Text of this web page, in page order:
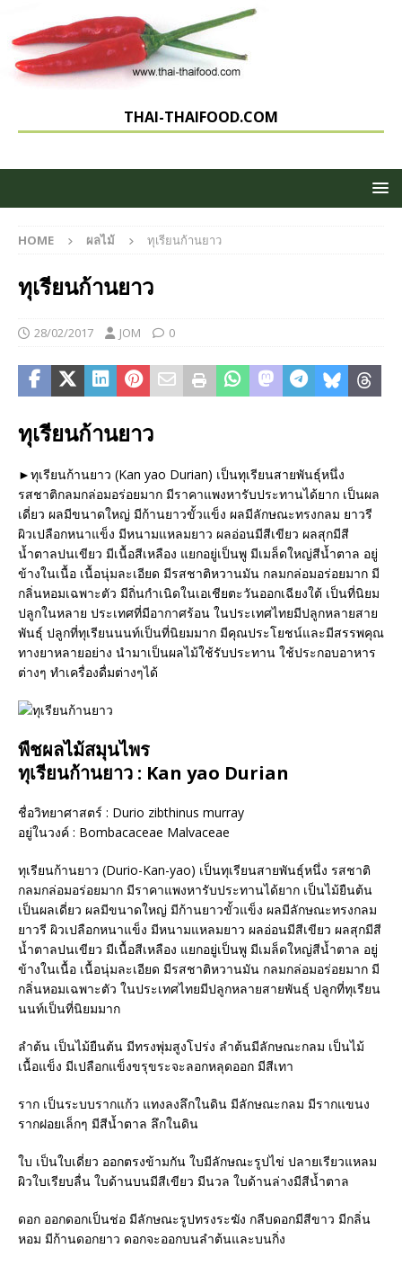
THAI-THAIFOOD.COM
HOME ผลไม้ ทุเรียนก้านยาว
ทุเรียนก้านยาว
28/02/2017 JOM 0
ทุเรียนก้านยาว
►ทุเรียนก้านยาว (Kan yao Durian) เป็นทุเรียนสายพันธุ์หนึ่ง
รสชาติกลมกล่อมอร่อยมาก มีราคาแพงหารับประทานได้ยาก เป็นผล
เดี่ยว ผลมีขนาดใหญ่ มีก้านยาวขั้วแข็ง ผลมีลักษณะทรงกลม ยาวรี
ผิวเปลือกหนาแข็ง มีหนามแหลมยาว ผลอ่อนมีสีเขียว ผลสุกมีสี
น้ำตาลปนเขียว มีเนื้อสีเหลือง แยกอยู่เป็นพู มีเมล็ดใหญ่สีน้ำตาล อยู่
ข้างในเนื้อ เนื้อนุ่มละเอียด มีรสชาติหวานมัน กลมกล่อมอร่อยมาก มี
กลิ่นหอมเฉพาะตัว มีถิ่นกำเนิดในเอเชียตะวันออกเฉียงใต้ เป็นที่นิยม
ปลูกในหลาย ประเทศที่มีอากาศร้อน ในประเทศไทยมีปลูกหลายสาย
พันธุ์ ปลูกที่ทุเรียนนนท์เป็นที่นิยมมาก มีคุณประโยชน์และมีสรรพคุณ
ทางยาหลายอย่าง นำมาเป็นผลไม้ใช้รับประทาน ใช้ประกอบอาหาร
ต่างๆ ทำเครื่องดื่มต่างๆได้
พืชผลไม้สมุนไพร
ทุเรียนก้านยาว : Kan yao Durian
ชื่อวิทยาศาสตร์ : Durio zibthinus murray
อยู่ในวงค์ : Bombacaceae Malvaceae
ทุเรียนก้านยาว (Durio-Kan-yao) เป็นทุเรียนสายพันธุ์หนึ่ง รสชาติ
กลมกล่อมอร่อยมาก มีราคาแพงหารับประทานได้ยาก เป็นไม้ยืนต้น
เป็นผลเดี่ยว ผลมีขนาดใหญ่ มีก้านยาวขั้วแข็ง ผลมีลักษณะทรงกลม
ยาวรี ผิวเปลือกหนาแข็ง มีหนามแหลมยาว ผลอ่อนมีสีเขียว ผลสุกมีสี
น้ำตาลปนเขียว มีเนื้อสีเหลือง แยกอยู่เป็นพู มีเมล็ดใหญ่สีน้ำตาล อยู่
ข้างในเนื้อ เนื้อนุ่มละเอียด มีรสชาติหวานมัน กลมกล่อมอร่อยมาก มี
กลิ่นหอมเฉพาะตัว ในประเทศไทยมีปลูกหลายสายพันธุ์ ปลูกที่ทุเรียน
นนท์เป็นที่นิยมมาก
ลำต้น เป็นไม้ยืนต้น มีทรงพุ่มสูงโปร่ง ลำต้นมีลักษณะกลม เป็นไม้
เนื้อแข็ง มีเปลือกแข็งขรุขระจะลอกหลุดออก มีสีเทา
ราก เป็นระบบรากแก้ว แทงลงลึกในดิน มีลักษณะกลม มีรากแขนง
รากฝอยเล็กๆ มีสีน้ำตาล ลึกในดิน
ใบ เป็นใบเดี่ยว ออกตรงข้ามกัน ใบมีลักษณะรูปไข่ ปลายเรียวแหลม
ผิวใบเรียบลื่น ใบด้านบนมีสีเขียว มีนวล ใบด้านล่างมีสีน้ำตาล
ดอก ออกดอกเป็นช่อ มีลักษณะรูปทรงระฆัง กลีบดอกมีสีขาว มีกลิ่น
หอม มีก้านดอกยาว ดอกจะออกบนลำต้นและบนกิ่ง